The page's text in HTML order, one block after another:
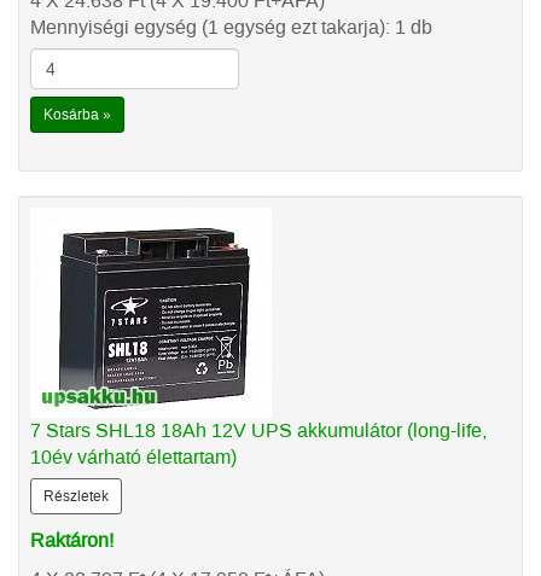
Mennyiségi egység (1 egység ezt takarja): 1 db
Kosárba »
7 Stars SHL18 18Ah 12V UPS akkumulátor (long-life,
10év várható élettartam)
Részletek
Raktáron!